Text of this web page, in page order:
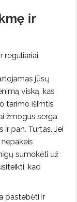
ir
reguliariai.
jūsų
viską, kas
tarimo išimtis
žmogus serga
pan. Turtas. Jei
sumokėti už
kad
pastebėti ir